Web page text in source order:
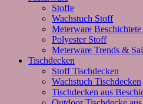
Stoffe
Wachstuch Stoff
Meterware
Polyester Stoff
Meterware Trends &
Tischdecken
Stoff Tischdecken
Wachstuch Tischdecken
Tischdecken aus